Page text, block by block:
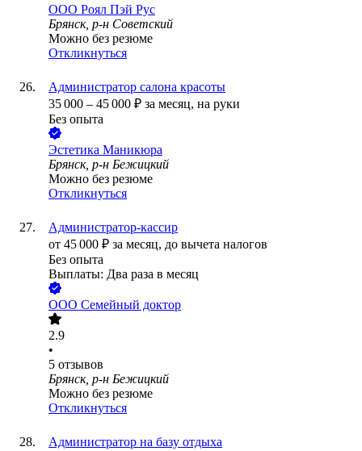
ООО Роял Пэй Рус
Брянск, р-н Советский
Можно без резюме
Откликнуться
Администратор салона красоты
35 000 – 45 000 ₽ за месяц, на руки
Без опыта
Эстетика Маникюра
Брянск, р-н Бежицкий
Можно без резюме
Откликнуться
Администратор-кассир
от 45 000 ₽ за месяц, до вычета налогов
Без опыта
Выплаты: Два раза в месяц
ООО Семейный доктор
2.9
•
5 отзывов
Брянск, р-н Бежицкий
Можно без резюме
Откликнуться
Администратор на базу отдыха